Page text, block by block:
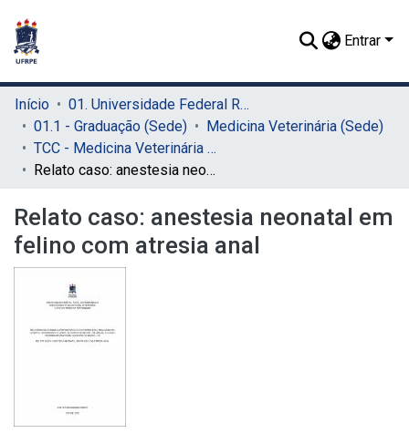
Entrar
Início
01. Universidade Federal Rural de Pernambuco - UFRPE (Sede)
01.1 - Graduação (Sede)
Medicina Veterinária (Sede)
TCC - Medicina Veterinária (Sede)
Relato caso: anestesia neonatal em felino com atresia anal
Relato caso: anestesia neonatal em
felino com atresia anal